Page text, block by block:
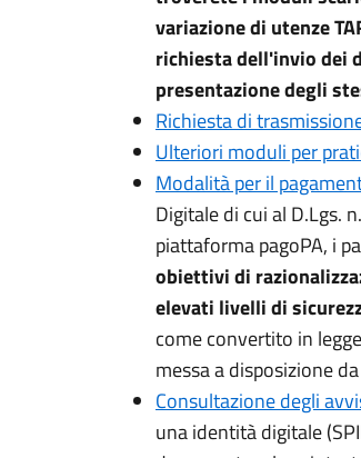
variazione di utenze
richiesta dell'invio dei
presentazione degli
Richiesta di
Ulteriori moduli per
Modalità per il
Digitale di cui al D.Lgs.
piattaforma pagoPA, i
obiettivi di
elevati livelli di
come convertito in
messa a disposizione
Consultazione degli
una identità digitale